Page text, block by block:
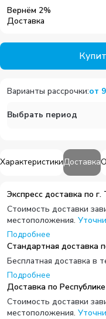
ХарактеристикиДоставка
Экспресс доставка по г.
Стоимость доставки
местоположения.
Подробнее
Стандартная доставка
Бесплатная доставка в
Подробнее
Доставка по Республике
Стоимость доставки
местоположения.
Вернём 2%
Доставка
Варианты рассрочки:от
Выбрать период